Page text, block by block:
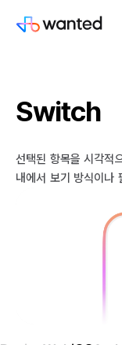
Switch
선택된 항목을 시각적
내에서 보기 방식이나